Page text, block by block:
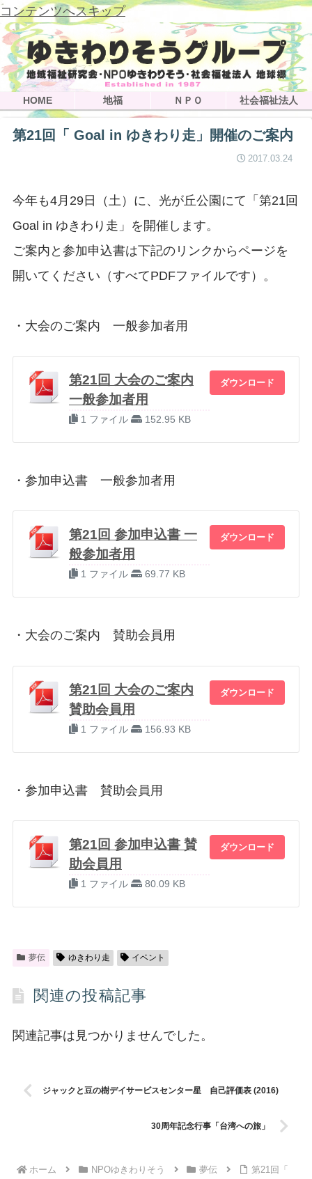
コンテンツへスキップ
HOME 地福 ＮＰＯ 社会福祉法人
第21回「 Goal in ゆきわり走」開催のご案内
2017.03.24
今年も4月29日（土）に、光が丘公園にて「第21回
Goal in ゆきわり走」を開催します。
ご案内と参加申込書は下記のリンクからページを
開いてください（すべてPDFファイルです）。
・大会のご案内 一般参加者用
第21回 大会のご案内
一般参加者用
1 ファイル 152.95 KB
ダウンロード
・参加申込書 一般参加者用
第21回 参加申込書 一
般参加者用
1 ファイル 69.77 KB
ダウンロード
・大会のご案内 賛助会員用
第21回 大会のご案内
賛助会員用
1 ファイル 156.93 KB
ダウンロード
・参加申込書 賛助会員用
第21回 参加申込書 賛
助会員用
1 ファイル 80.09 KB
ダウンロード
夢伝 ゆきわり走 イベント
関連の投稿記事
関連記事は見つかりませんでした。
ジャックと豆の樹デイサービスセンター星 自己評価表 (2016)
30周年記念行事「台湾への旅」
ホーム NPOゆきわりそう 夢伝
第21回「